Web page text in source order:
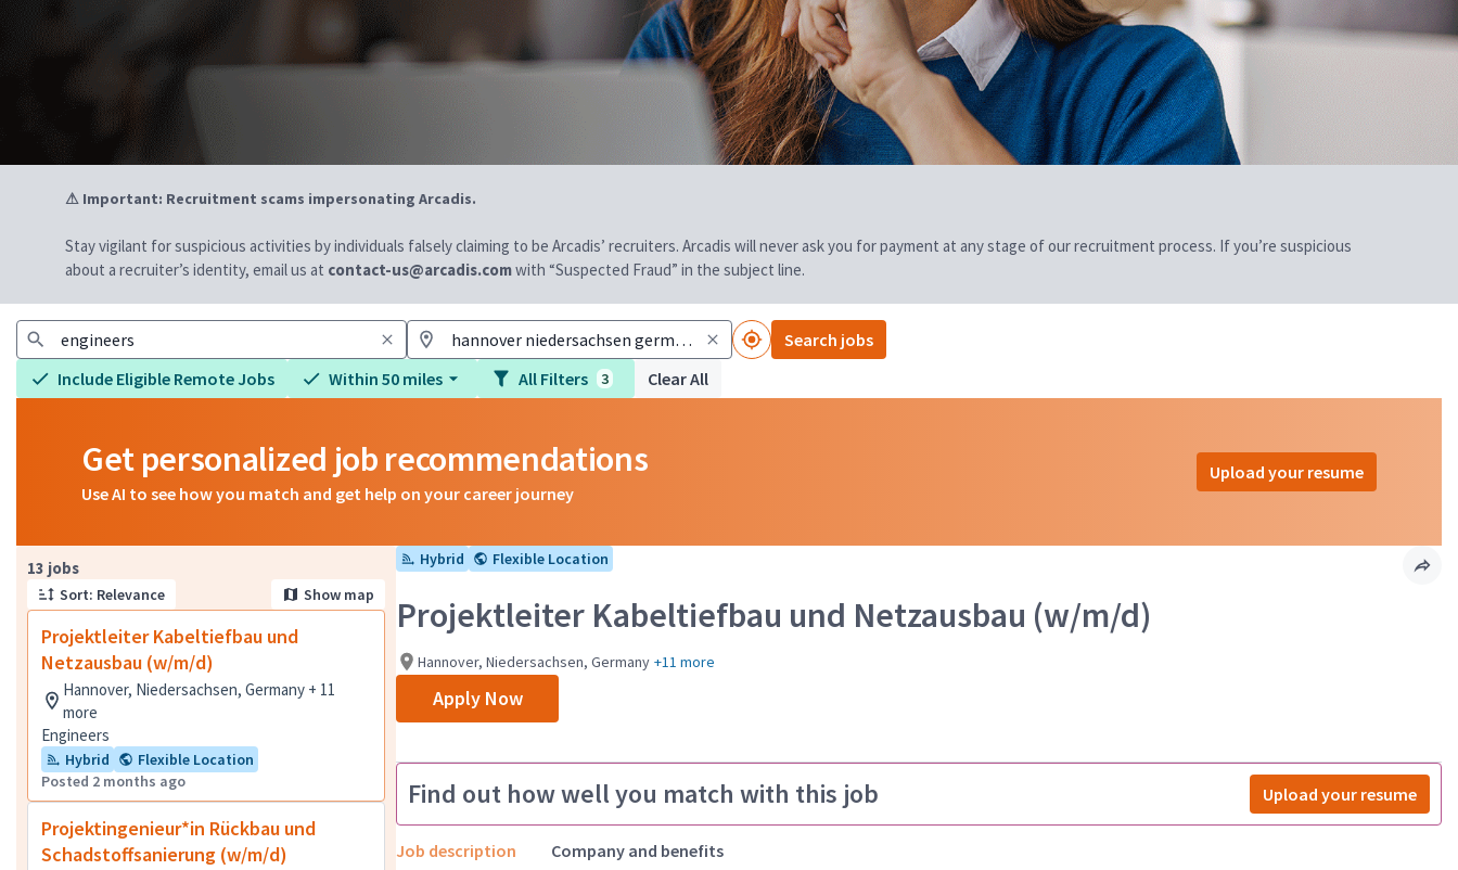
⚠ Important: Recruitment scams impersonating Arcadis.
Stay vigilant for suspicious activities by individuals falsely claiming to be Arcadis’ recruiters. Arcadis will never ask you for payment at any stage of our recruitment process. If you’re suspicious
about a recruiter’s identity, email us at contact-us@arcadis.comwith “Suspected Fraud” in the subject line.
Search jobs
Include Eligible Remote Jobs
Within 50 miles All Filters 3 Clear All
Get personalized job recommendations
Use AI to see how you match and get help on your career journey
Upload your resume
13 jobs
Sort: Relevance Show map
Projektleiter Kabeltiefbau und
Netzausbau (w/m/d)
Hannover, Niedersachsen, Germany + 11
more
Engineers
Hybrid
Flexible Location
Posted 2 months ago
Projektingenieur*in Rückbau und
Schadstoffsanierung (w/m/d)
Page 1 of 2 Hybrid Flexible Location
Projektleiter Kabeltiefbau und Netzausbau (w/m/d)
Hannover, Niedersachsen, Germany +11 more
Apply Now
Find out how well you match with this job Upload your resume
Job description Company and benefits